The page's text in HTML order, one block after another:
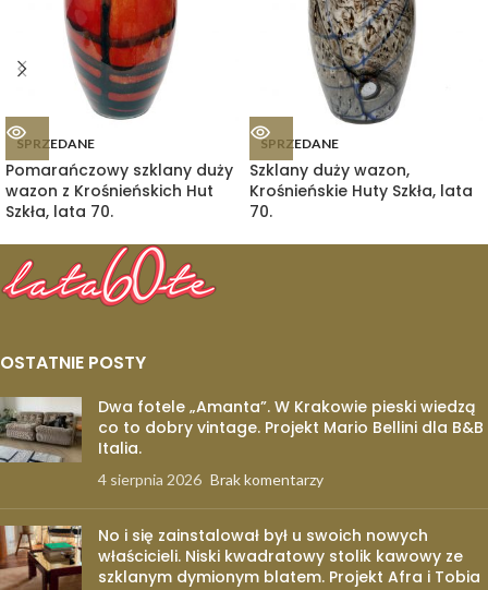
SPRZEDANE
Pomarańczowy szklany duży
wazon z Krośnieńskich Hut
Szkła, lata 70.
SPRZEDANE
Szklany duży wazon,
Krośnieńskie Huty Szkła, lata
70.
OSTATNIE POSTY
Dwa fotele „Amanta”. W Krakowie pieski wiedzą
co to dobry vintage. Projekt Mario Bellini dla B&B
Italia.
4 sierpnia 2026 Brak komentarzy
No i się zainstalował był u swoich nowych
właścicieli. Niski kwadratowy stolik kawowy ze
szklanym dymionym blatem. Projekt Afra i Tobia